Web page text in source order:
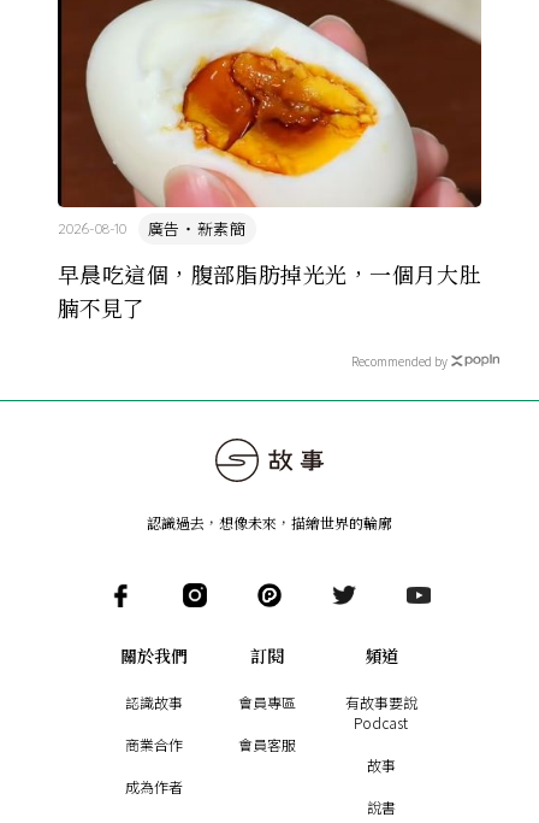
早晨吃這個，腹部脂肪掉光光，一個月大肚
腩不見了
廣告・新素簡
2026-08-10
Recommended by
認識過去，想像未來 ， 描繪世界的輪廓
關於我們
認識故事
商業合作
成為作者
訂閱
會員專區
會員客服
頻道
有故事要說
Podcast
故事
說書